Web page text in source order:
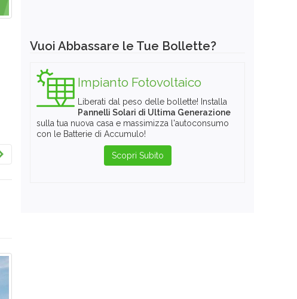
Vuoi Abbassare le Tue Bollette?
Impianto Fotovoltaico
Liberati dal peso delle bollette! Installa
Pannelli Solari di Ultima Generazione
sulla tua nuova casa e massimizza l'autoconsumo
con le Batterie di Accumulo!
Scopri Subito